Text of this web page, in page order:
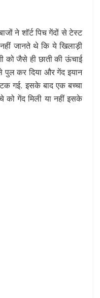
ने शॉर्ट पिच गेंदों से टेस्ट
जानते थे कि ये खिलाड़ी
जैसे ही छाती की ऊंचाई
पुल कर दिया और गेंद इयान
गई. इसके बाद एक बच्चा
गेंद मिली या नहीं इसके